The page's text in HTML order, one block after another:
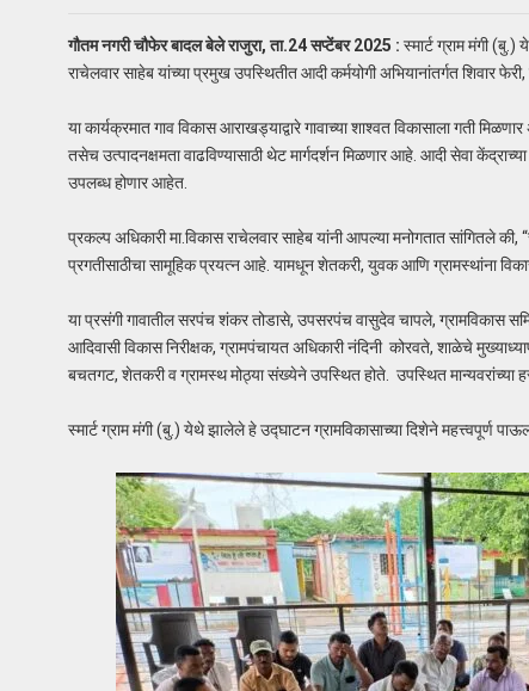
गौतम नगरी चौफेर बादल बेले राजुरा, ता.24 सप्टेंबर 2025 : स्मार्ट ग्राम मंगी
राचेलवार साहेब यांच्या प्रमुख उपस्थितीत आदी कर्मयोगी अभियानांतर्गत शिवार
या कार्यक्रमात गाव विकास आराखड्याद्वारे गावाच्या शाश्वत विकासाला गती
तसेच उत्पादनक्षमता वाढविण्यासाठी थेट मार्गदर्शन मिळणार आहे. आदी सेवा
उपलब्ध होणार आहेत.
प्रकल्प अधिकारी मा.विकास राचेलवार साहेब यांनी आपल्या मनोगतात सांगितले
प्रगतीसाठीचा सामूहिक प्रयत्न आहे. यामधून शेतकरी, युवक आणि ग्रामस्थांना
या प्रसंगी गावातील सरपंच शंकर तोडासे, उपसरपंच वासुदेव चापले, ग्रामविकास
आदिवासी विकास निरीक्षक, ग्रामपंचायत अधिकारी नंदिनी कोरवते, शाळेचे
बचतगट, शेतकरी व ग्रामस्थ मोठ्या संख्येने उपस्थित होते. उपस्थित मान्यवरांच्या
स्मार्ट ग्राम मंगी (बु.) येथे झालेले हे उद्घाटन ग्रामविकासाच्या दिशेने महत्त्वपूर्ण